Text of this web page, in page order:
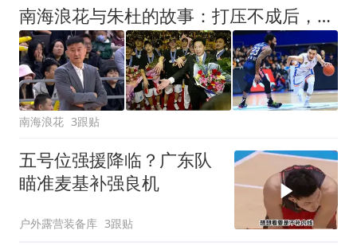
南海浪花与朱杜的故事：打压不成后，试图用恩惠收买
南海浪花 3跟贴
五号位强援降临？广东队
瞄准麦基补强良机
户外露营装备库 3跟贴